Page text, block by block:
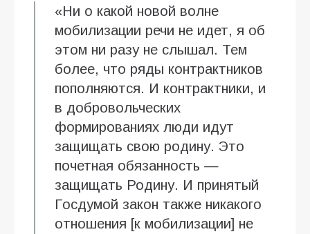
«Ни о какой новой волне
мобилизации речи не идет, я об
этом ни разу не слышал. Тем
более, что ряды контрактников
пополняются. И контрактники, и
в добровольческих
формированиях люди идут
защищать свою родину. Это
почетная обязанность —
защищать Родину. И принятый
Госдумой закон также никакого
отношения [к мобилизации] не